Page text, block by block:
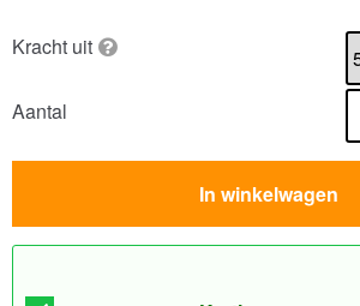
Kracht uit
Aantal
In winkelwagen